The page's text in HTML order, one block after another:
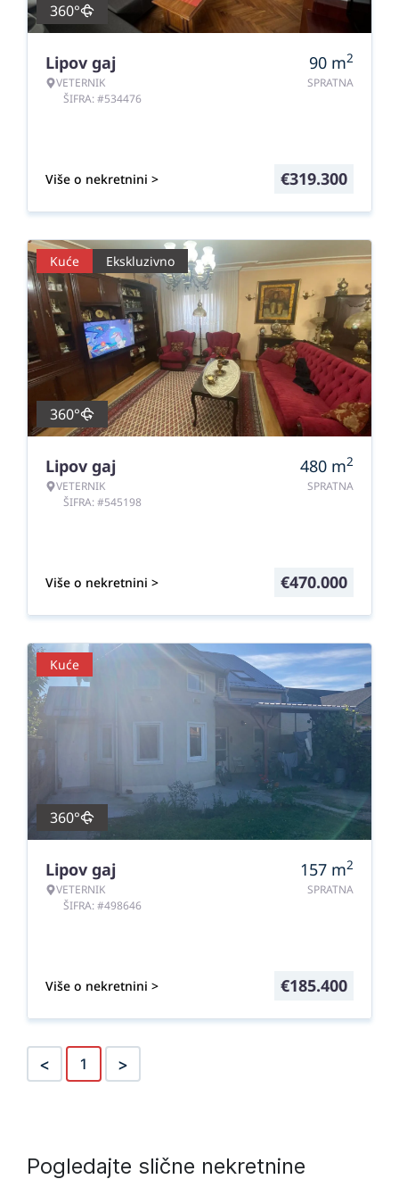
360°
Lipov gaj
VETERNIK
ŠIFRA: #534476
90 m2
SPRATNA
Više o nekretnini > €319.300
Kuće Ekskluzivno
360°
Lipov gaj
VETERNIK
ŠIFRA: #545198
480 m2
SPRATNA
Više o nekretnini > €470.000
Kuće
360°
Lipov gaj
VETERNIK
ŠIFRA: #498646
157 m2
SPRATNA
Više o nekretnini > €185.400
< 1 >
Pogledajte slične nekretnine